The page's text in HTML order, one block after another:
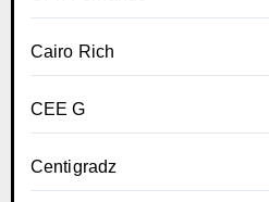
Cairo Rich
CEE G
Centigradz